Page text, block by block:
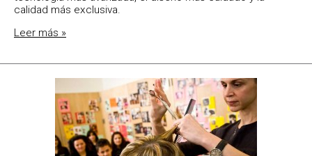
calidad más exclusiva.
Leer más »